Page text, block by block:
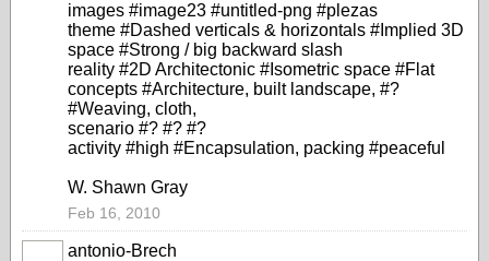
images #image23 #untitled-png #plezas
theme #Dashed verticals & horizontals #Implied 3D
space #Strong / big backward slash
reality #2D Architectonic #Isometric space #Flat
concepts #Architecture, built landscape, #?
#Weaving, cloth,
scenario #? #? #?
activity #high #Encapsulation, packing #peaceful
W. Shawn Gray
Feb 16, 2010
antonio-Brech